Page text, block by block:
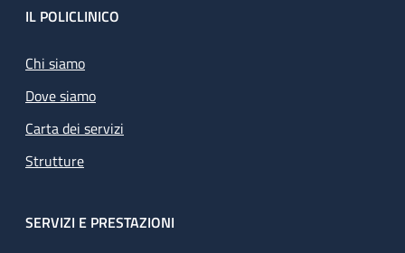
Footer
IL POLICLINICO
Chi siamo
Dove siamo
Carta dei servizi
Strutture
SERVIZI E PRESTAZIONI